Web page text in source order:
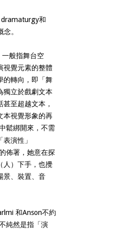
dramaturgy和
。
一般指舞台空
視覺元素的整體
的轉向，即「舞
獨立於戲劇文本
至超越文本，
本視覺形象的再
鬆綁開來，不需
演性」
佈署，她意在探
人）下手，也攪
景、裝置、音
和Anson不約
純然是指「演